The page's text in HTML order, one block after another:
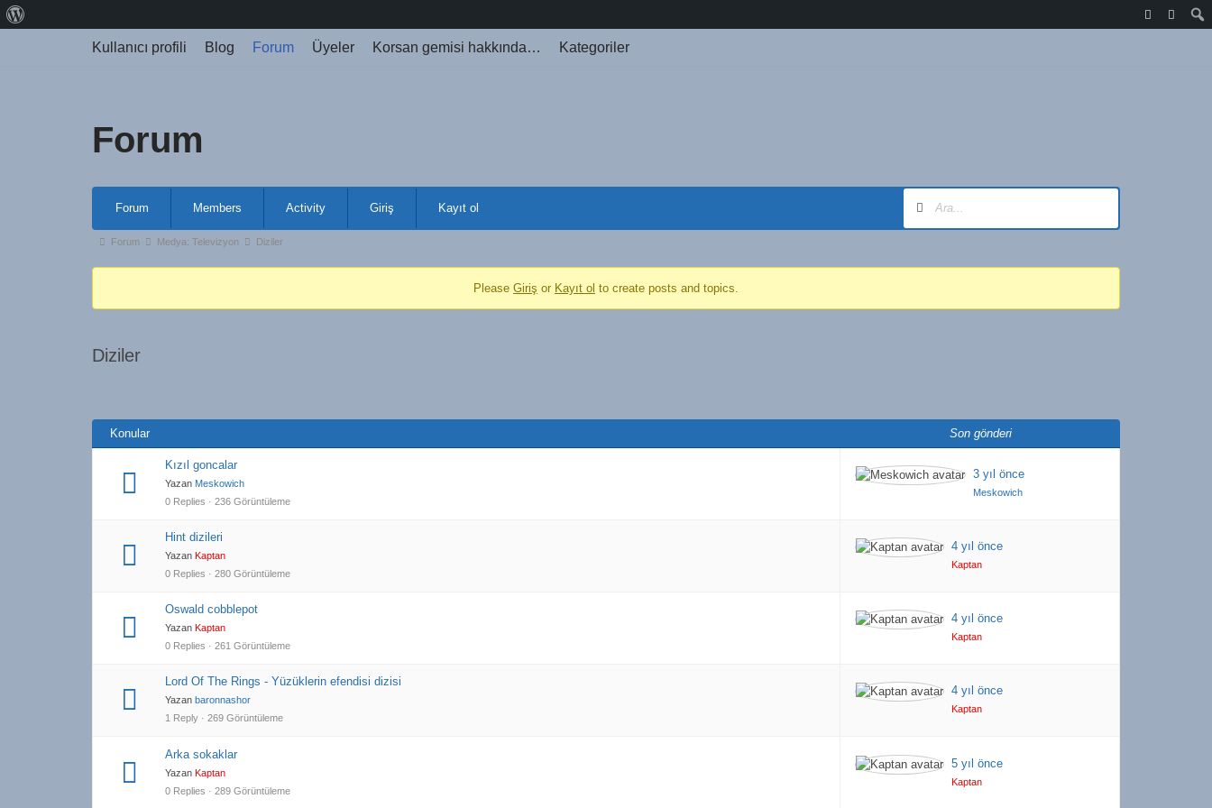
Kullanıcı profili Blog Forum Üyeler Korsan gemisi hakkında… Kategoriler
Forum
Forum Members Activity Giriş Kayıt ol
Forum Medya: Televizyon Diziler
Please Giriş or Kayıt ol to create posts and topics.
Diziler
Konular Son gönderi
Kızıl goncalar
Yazan Meskowich
0 Replies · 236 Görüntüleme
3 yıl önce
Meskowich
Hint dizileri
Yazan Kaptan
0 Replies · 280 Görüntüleme
4 yıl önce
Kaptan
Oswald cobblepot
Yazan Kaptan
0 Replies · 261 Görüntüleme
4 yıl önce
Kaptan
Lord Of The Rings - Yüzüklerin efendisi dizisi
Yazan baronnashor
1 Reply · 269 Görüntüleme
4 yıl önce
Kaptan
Arka sokaklar
Yazan Kaptan
0 Replies · 289 Görüntüleme
5 yıl önce
Kaptan